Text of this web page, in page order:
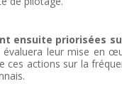
ensuite priorisées
leur mise en
ces actions sur la